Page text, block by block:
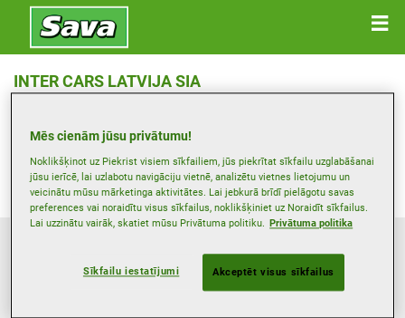
INTER CARS LATVIJA SIA
Saņemt norādes
Informācija nav saistoša, nav izsmeļoša un nerada līgumsaistības, un tā
jāpārbauda kopā ar attiecīgo pārdevēju. Lai arī Goodyear cenšas regulāri
atjaunināt šīs tīmekļa vietnes saturu, faktiskie piedāvājumi un maksājumu
Mēs cienām jūsu privātumu!
Noklikšķinot uz Piekrist visiem sīkfailiem, jūs piekrītat sīkfailu uzglabāšanai
jūsu ierīcē, lai uzlabotu navigāciju vietnē, analizētu vietnes lietojumu un
veicinātu mūsu mārketinga aktivitātes. Lai jebkurā brīdī pielāgotu savas
preferences vai noraidītu visus sīkfailus, noklikšķiniet uz Noraidīt sīkfailus.
Lai uzzinātu vairāk, skatiet mūsu Privātuma politiku. Privātuma politika
Sīkfailu iestatījumi Akceptēt visus sīkfailus